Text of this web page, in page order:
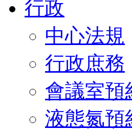
行政
中心法規
行政庶務
會議室預
液態氮預